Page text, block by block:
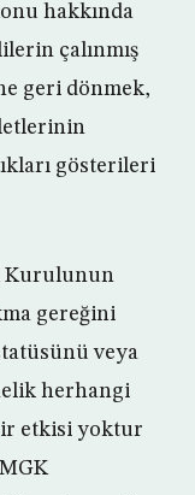
hakkında
çalınmış
geri dönmek,
gösterileri
Kurulunun
gereğini
veya
herhangi
etkisi yoktur